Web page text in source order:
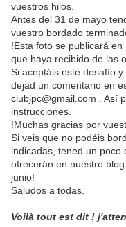
vuestros hilos.
Antes del 31 de mayo
vuestro bordado
!Esta foto se publicará en
que haya recibido de las
Si aceptáis este desafío
dejad un comentario en
clubjpc@gmail.com . Así
instrucciones.
!Muchas gracias por
Si veis que no podéis
indicadas, tened un poco
ofrecerán en nuestro
junio!
Saludos a todas.
Voilà tout est dit !